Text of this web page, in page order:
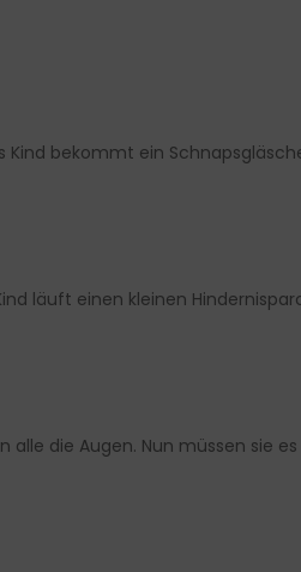
bekommt ein
läuft einen kleinen
die Augen. Nun müssen sie